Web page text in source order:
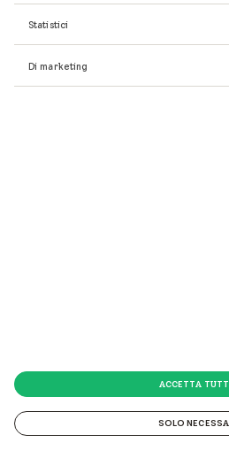
Statistici
Di marketing
SOLO
ACCETTA
cercando
Continua la
qui.